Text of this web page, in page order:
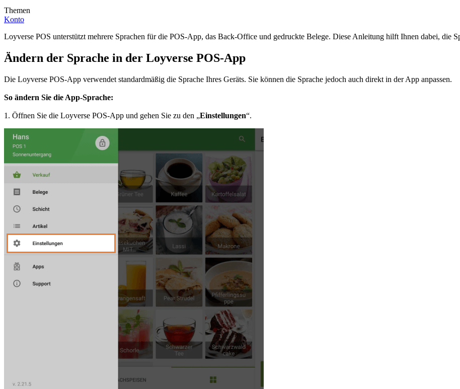
Themen
Konto
Loyverse POS unterstützt mehrere Sprachen für die POS-App, das Back-Office und gedruckte Belege. Diese Anleitung hilft Ihnen dabei, die
Ändern der Sprache in der Loyverse POS-App
Die Loyverse POS-App verwendet standardmäßig die Sprache Ihres Geräts. Sie können die Sprache jedoch auch direkt in der App anpassen.
So ändern Sie die App-Sprache:
1. Öffnen Sie die Loyverse POS-App und gehen Sie zu den „Einstellungen“.